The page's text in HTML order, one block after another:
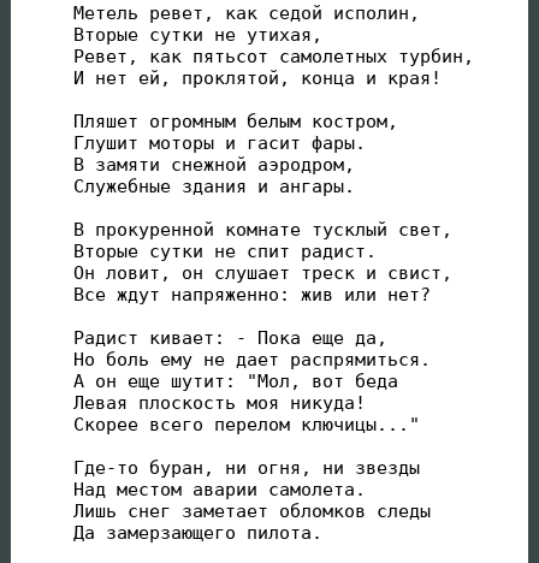
Метель ревет, как седой исполин,
Вторые сутки не утихая,
Ревет, как пятьсот самолетных турбин,
И нет ей, проклятой, конца и края!
Пляшет огромным белым костром,
Глушит моторы и гасит фары.
В замяти снежной аэродром,
Служебные здания и ангары.
В прокуренной комнате тусклый свет,
Вторые сутки не спит радист.
Он ловит, он слушает треск и свист,
Все ждут напряженно: жив или нет?
Радист кивает: - Пока еще да,
Но боль ему не дает распрямиться.
А он еще шутит: "Мол, вот беда
Левая плоскость моя никуда!
Скорее всего перелом ключицы..."
Где-то буран, ни огня, ни звезды
Над местом аварии самолета.
Лишь снег заметает обломков следы
Да замерзающего пилота.